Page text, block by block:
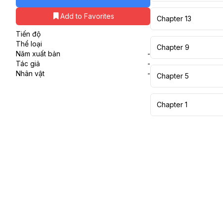
Add to Favorites
Tiến độ
Thể loại
Năm xuất bản
-
Tác giả
-
Nhân vật
-
Chapter 13
Chapter 9
Chapter 5
Chapter 1